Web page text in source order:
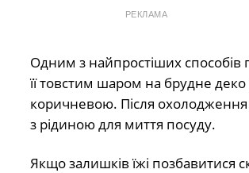
РЕКЛАМА
Одним з найпростіших
її товстим шаром на брудне деко
коричневою. Після
з рідиною для миття посуду.
Якщо залишків їжі позбавитися